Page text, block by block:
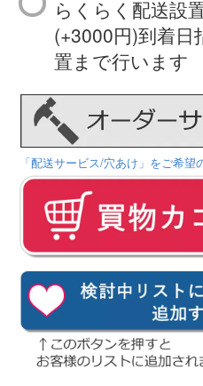
らくらく配送設
(+3000円)到着日
置まで行います
「配送サービス/穴あけ」をご希望